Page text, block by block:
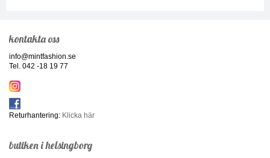
kontakta oss
info@mintfashion.se
Tel. 042 -18 19 77
Returhantering: Klicka här
butiken i helsingborg